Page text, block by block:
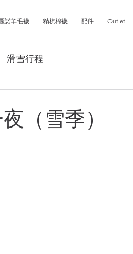
諾羊毛襪 精梳棉襪 配件 Outlet
滑雪行程
（雪季）